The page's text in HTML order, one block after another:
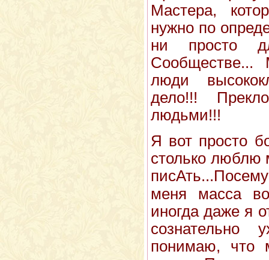
Мастера,
нужно по
ни просто
люди
дело!!!
людьми!!!
Я вот просто
столько люблю
меня масса
иногда даже я
сознательно
понимаю,